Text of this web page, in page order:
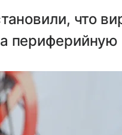
что
периферийную